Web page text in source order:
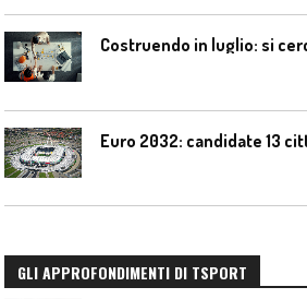
Costruendo in luglio: si
Euro 2032: candidate 13
GLI APPROFONDIMENTI DI TSPORT